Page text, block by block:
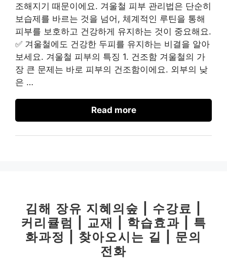
조해지기 때문이에요. 겨울철 피부 관리법은 단순히
보습제를 바르는 것을 넘어, 체계적인 루틴을 통해
피부를 보호하고 건강하게 유지하는 것이 중요해요.
✅ 겨울철에도 건강한 두피를 유지하는 비결을 알아
보세요. 겨울철 피부의 특징 1. 건조함 겨울철의 가
장 큰 문제는 바로 피부의 건조함이에요. 외부의 낮
은 …
Read more
김해 장유 지혜의숲 | 수강료 |
커리큘럼 | 교재 | 학습효과 | 특
화과정 | 찾아오시는 길 | 문의
전화